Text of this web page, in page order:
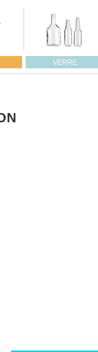
VERRE